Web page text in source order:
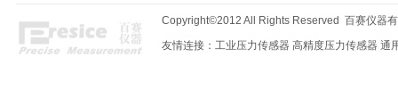
Copyright©2012 All Rights Reserved 百赛仪器
友情连接： 工业压力传感器 高精度压力传感器 通